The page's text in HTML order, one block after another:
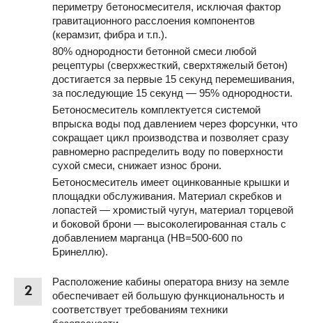
периметру бетоносмесителя, исключая фактор
гравитационного расслоения компонентов
(керамзит, фибра и т.п.).
80% однородности бетонной смеси любой
рецептуры (сверхжесткий, сверхтяжелый бетон)
достигается за первые 15 секунд перемешивания,
за последующие 15 секунд — 95% однородности.
Бетоносмеситель комплектуется системой
впрыска воды под давлением через форсунки, что
сокращает цикл производства и позволяет сразу
равномерно распределить воду по поверхности
сухой смеси, снижает износ брони.
Бетоносмеситель имеет оцинкованные крышки и
площадки обслуживания. Материал скребков и
лопастей — хромистый чугун, материал торцевой
и боковой брони — высоколегированная сталь с
добавлением марганца (HB=500-600 по
Бринеллю).
2
Расположение кабины оператора внизу на земле
обеспечивает ей большую функциональность и
соответствует требованиям техники